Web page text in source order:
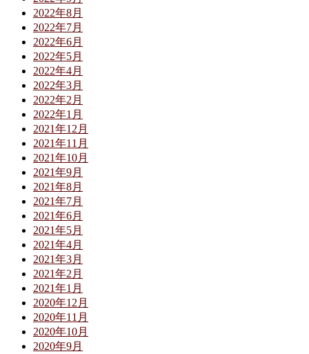
2022年8月
2022年7月
2022年6月
2022年5月
2022年4月
2022年3月
2022年2月
2022年1月
2021年12月
2021年11月
2021年10月
2021年9月
2021年8月
2021年7月
2021年6月
2021年5月
2021年4月
2021年3月
2021年2月
2021年1月
2020年12月
2020年11月
2020年10月
2020年9月